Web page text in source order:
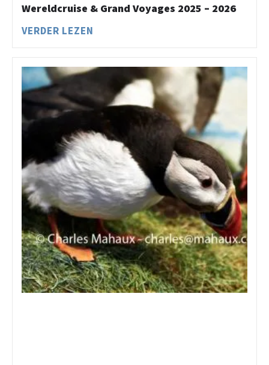
Wereldcruise & Grand Voyages 2025 – 2026
VERDER LEZEN